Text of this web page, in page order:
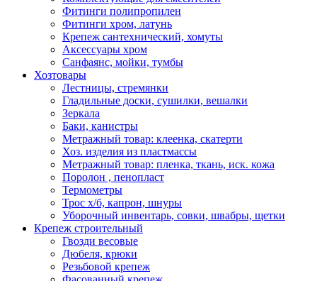
Фитинги полипропилен
Фитинги хром, латунь
Крепеж сантехнический, хомуты
Аксессуары хром
Санфаянс, мойки, тумбы
Хозтовары
Лестницы, стремянки
Гладильные доски, сушилки, вешалки
Зеркала
Баки, канистры
Метражный товар: клеенка, скатерти
Хоз. изделия из пластмассы
Метражный товар: пленка, ткань, иск. кожа
Поролон , пенопласт
Термометры
Трос х/б, капрон, шнуры
Уборочный инвентарь, совки, швабры, щетки
Крепеж строительный
Гвозди весовые
Дюбеля, крюки
Резьбовой крепеж